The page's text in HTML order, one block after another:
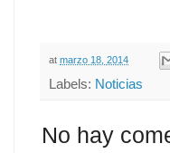
at marzo 18, 2014
Labels: Noticias
No hay